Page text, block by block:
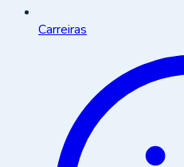
Carreiras